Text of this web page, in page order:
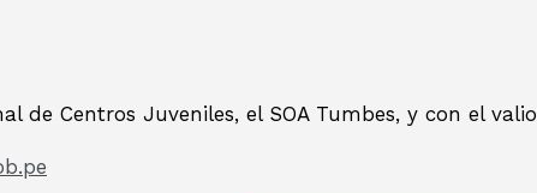
de Centros Juveniles, el SOA Tumbes, y con el